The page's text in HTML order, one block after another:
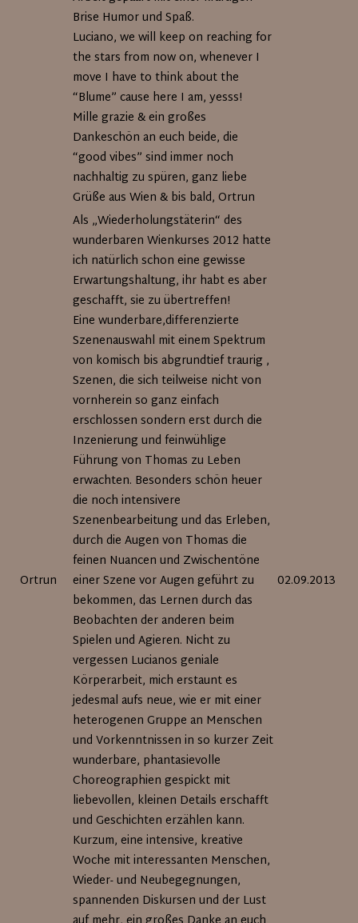
Brise Humor und Spaß.
Luciano, we will keep on reaching for
the stars from now on, whenever I
move I have to think about the
“Blume” cause here I am, yesss!
Mille grazie & ein großes
Dankeschön an euch beide, die
“good vibes” sind immer noch
nachhaltig zu spüren, ganz liebe
Grüße aus Wien & bis bald, Ortrun
Ortrun
Als „Wiederholungstäterin“ des
wunderbaren Wienkurses 2012 hatte
ich natürlich schon eine gewisse
Erwartungshaltung, ihr habt es aber
geschafft, sie zu übertreffen!
Eine wunderbare,differenzierte
Szenenauswahl mit einem Spektrum
von komisch bis abgrundtief traurig ,
Szenen, die sich teilweise nicht von
vornherein so ganz einfach
erschlossen sondern erst durch die
Inzenierung und feinwühlige
Führung von Thomas zu Leben
erwachten. Besonders schön heuer
die noch intensivere
Szenenbearbeitung und das Erleben,
durch die Augen von Thomas die
feinen Nuancen und Zwischentöne
einer Szene vor Augen geführt zu
bekommen, das Lernen durch das
Beobachten der anderen beim
Spielen und Agieren. Nicht zu
vergessen Lucianos geniale
Körperarbeit, mich erstaunt es
jedesmal aufs neue, wie er mit einer
heterogenen Gruppe an Menschen
und Vorkenntnissen in so kurzer Zeit
wunderbare, phantasievolle
Choreographien gespickt mit
liebevollen, kleinen Details erschafft
und Geschichten erzählen kann.
Kurzum, eine intensive, kreative
Woche mit interessanten Menschen,
Wieder- und Neubegegnungen,
spannenden Diskursen und der Lust
02.09.2013